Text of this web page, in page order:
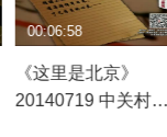
《这里是北京》
20140719 中关村的
00:06:58